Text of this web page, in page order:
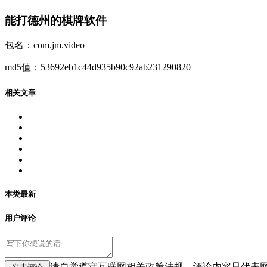
能打德州的棋牌软件
包名：com.jm.video
md5值：53692eb1c44d935b90c92ab231290820
相关文章
本类最新
用户评论